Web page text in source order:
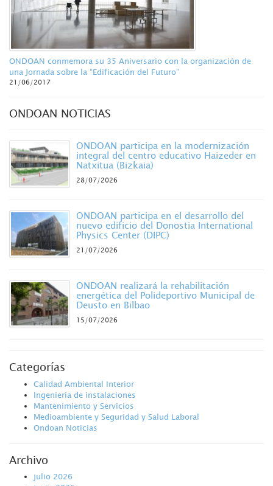
ONDOAN conmemora su 35 Aniversario con la organización de
una Jornada sobre la “Edificación del Futuro”
21/06/2017
ONDOAN NOTICIAS
ONDOAN participa en la modernización
integral del centro educativo Haizeder en
Natxitua (Bizkaia)
28/07/2026
ONDOAN participa en el desarrollo del
nuevo edificio del Donostia International
Physics Center (DIPC)
21/07/2026
ONDOAN realizará la rehabilitación
energética del Polideportivo Municipal de
Deusto en Bilbao
15/07/2026
Categorías
Calidad Ambiental Interior
Ingeniería de instalaciones
Mantenimiento y Servicios
Medioambiente y Seguridad y Salud Laboral
Ondoan Noticias
Archivo
julio 2026